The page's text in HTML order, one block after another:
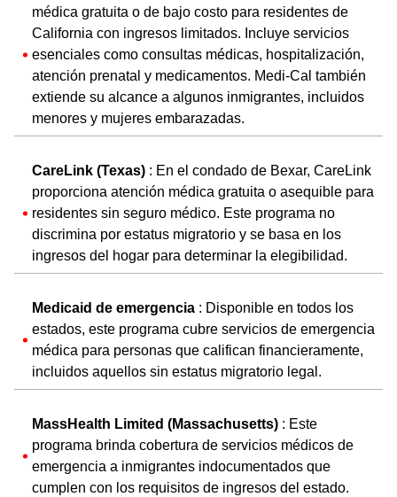
médica gratuita o de bajo costo para residentes de
California con ingresos limitados. Incluye servicios
esenciales como consultas médicas, hospitalización,
atención prenatal y medicamentos. Medi-Cal también
extiende su alcance a algunos inmigrantes, incluidos
menores y mujeres embarazadas.
CareLink (Texas) : En el condado de Bexar, CareLink
proporciona atención médica gratuita o asequible para
residentes sin seguro médico. Este programa no
discrimina por estatus migratorio y se basa en los
ingresos del hogar para determinar la elegibilidad.
Medicaid de emergencia : Disponible en todos los
estados, este programa cubre servicios de emergencia
médica para personas que califican financieramente,
incluidos aquellos sin estatus migratorio legal.
MassHealth Limited (Massachusetts) : Este
programa brinda cobertura de servicios médicos de
emergencia a inmigrantes indocumentados que
cumplen con los requisitos de ingresos del estado.